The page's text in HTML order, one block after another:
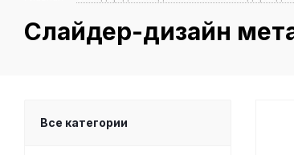
Слайдер-дизайн
Все категории